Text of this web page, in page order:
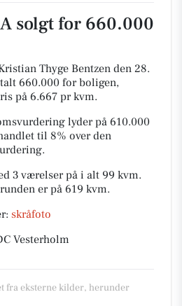
solgt for 660.000
Thyge Bentzen den 28.
660.000 for boligen,
på 6.667 pr kvm.
lyder på 610.000
til 8% over den
3 værelser på i alt 99 kvm.
er på 619 kvm.
skråfoto
Vesterholm
fra eksterne kilder, herunder